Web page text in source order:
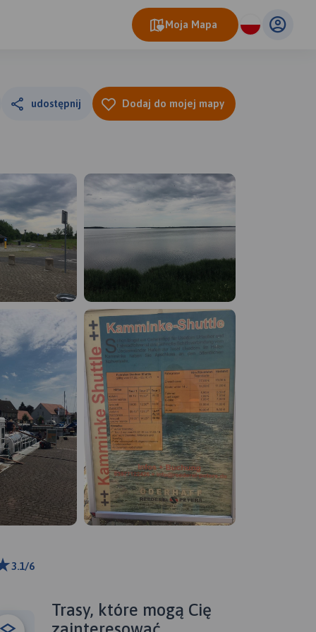
Moja Mapa
udostępnij Dodaj do mojej mapy
3.1/6
Trasy, które mogą Cię